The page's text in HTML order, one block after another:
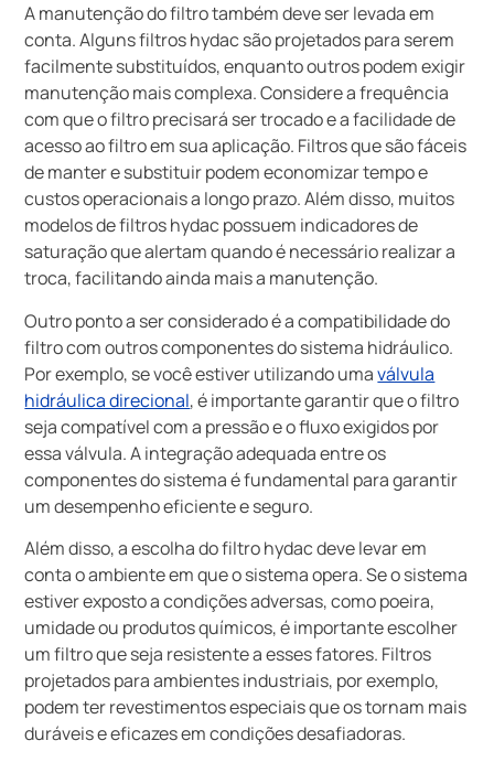
A manutenção do filtro também deve ser levada em
conta. Alguns filtros hydac são projetados para serem
facilmente substituídos, enquanto outros podem exigir
manutenção mais complexa. Considere a frequência
com que o filtro precisará ser trocado e a facilidade de
acesso ao filtro em sua aplicação. Filtros que são fáceis
de manter e substituir podem economizar tempo e
custos operacionais a longo prazo. Além disso, muitos
modelos de filtros hydac possuem indicadores de
saturação que alertam quando é necessário realizar a
troca, facilitando ainda mais a manutenção.
Outro ponto a ser considerado é a compatibilidade do
filtro com outros componentes do sistema hidráulico.
Por exemplo, se você estiver utilizando umaválvula
hidráulica direcional, é importante garantir que o filtro
seja compatível com a pressão e o fluxo exigidos por
essa válvula. A integração adequada entre os
componentes do sistema é fundamental para garantir
um desempenho eficiente e seguro.
Além disso, a escolha do filtro hydac deve levar em
conta o ambiente em que o sistema opera. Se o sistema
estiver exposto a condições adversas, como poeira,
umidade ou produtos químicos, é importante escolher
um filtro que seja resistente a esses fatores. Filtros
projetados para ambientes industriais, por exemplo,
podem ter revestimentos especiais que os tornam mais
duráveis e eficazes em condições desafiadoras.